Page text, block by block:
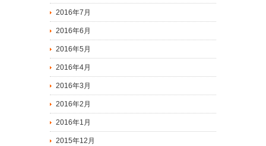
2016年7月
2016年6月
2016年5月
2016年4月
2016年3月
2016年2月
2016年1月
2015年12月